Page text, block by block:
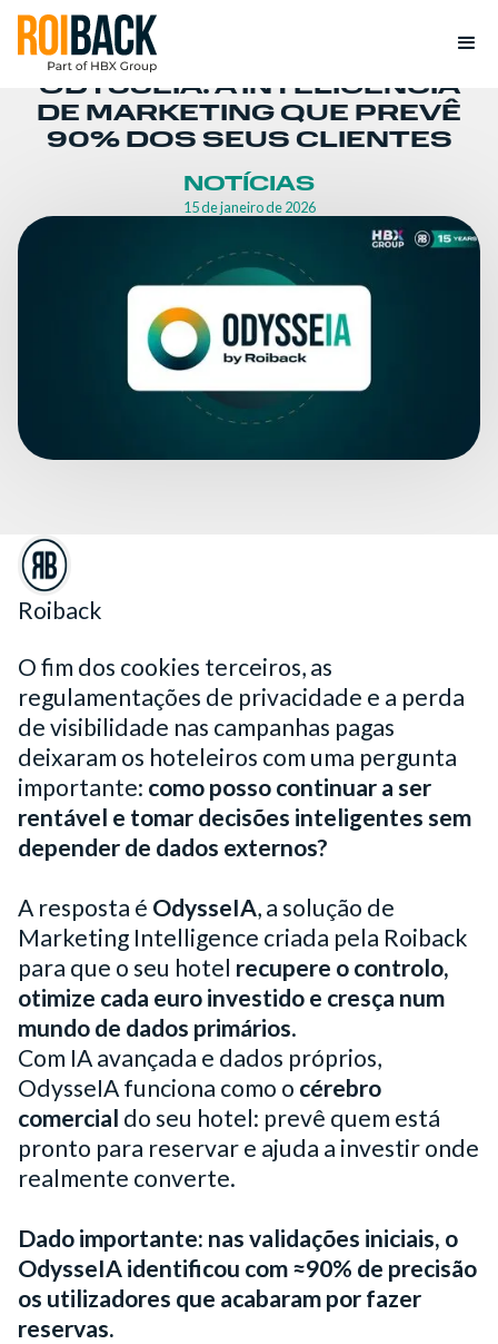
ODYSSEIA: A INTELIGÊNCIA
DE MARKETING QUE PREVÊ
90% DOS SEUS CLIENTES
NOTÍCIAS
15 de janeiro de 2026
Roiback
O fim dos cookies terceiros, as
regulamentações de privacidade e a perda
de visibilidade nas campanhas pagas
deixaram os hoteleiros com uma pergunta
importante: como posso continuar a ser
rentável e tomar decisões inteligentes sem
depender de dados externos?
A resposta é OdysseIA, a solução de
Marketing Intelligence criada pela Roiback
para que o seu hotel recupere o controlo,
otimize cada euro investido e cresça num
mundo de dados primários.
Com IA avançada e dados próprios,
OdysseIA funciona como o cérebro
comercial do seu hotel: prevê quem está
pronto para reservar e ajuda a investir onde
realmente converte.
Dado importante: nas validações iniciais, o
OdysseIA identificou com ≈90% de precisão
os utilizadores que acabaram por fazer
reservas.